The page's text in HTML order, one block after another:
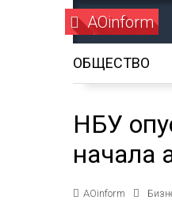
AOinform
ОБЩЕСТВО
НБУ
начала
AOinform